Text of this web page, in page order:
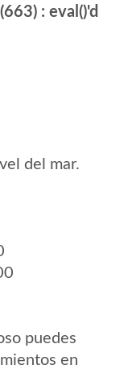
: eval()'d
del mar.
puedes
en